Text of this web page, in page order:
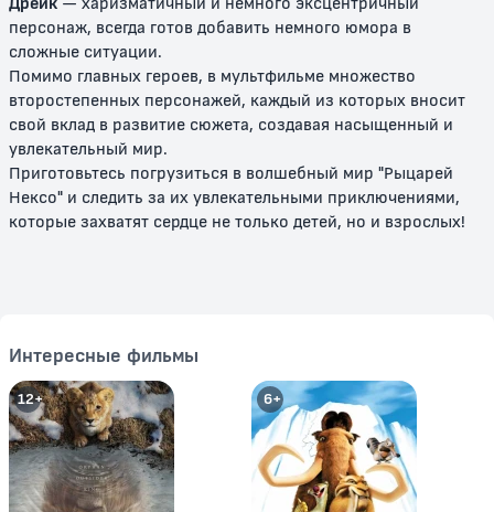
LEGO Звёздные войны:
Восстанови галактику
ЛЕГО Звездные войны:
Праздничный спецвыпуск
ЛЕГО Звездные войны:
Ужасающие истории
ЛЕГО Звёздные войны: Летние
каникулы
0+ 12+
персонаж, всегда готов добавить немного юмора в
сложные ситуации.
Помимо главных героев, в мультфильме множество
второстепенных персонажей, каждый из которых вносит
свой вклад в развитие сюжета, создавая насыщенный и
увлекательный мир.
Приготовьтесь погрузиться в волшебный мир "Рыцарей
Нексо" и следить за их увлекательными приключениями,
которые захватят сердце не только детей, но и взрослых!
Интересные фильмы
12+ 6+